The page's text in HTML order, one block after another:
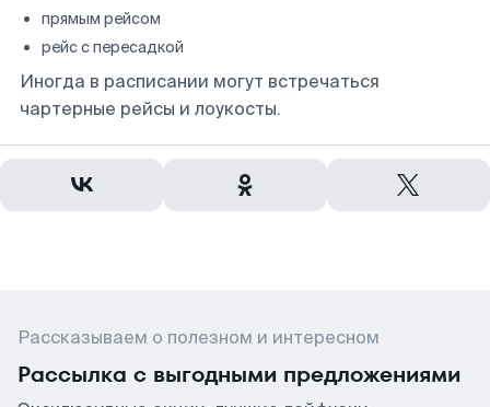
прямым рейсом
рейс с пересадкой
Иногда в расписании могут встречаться
чартерные рейсы и лоукосты.
Рассказываем о полезном и интересном
Рассылка с выгодными предложениями